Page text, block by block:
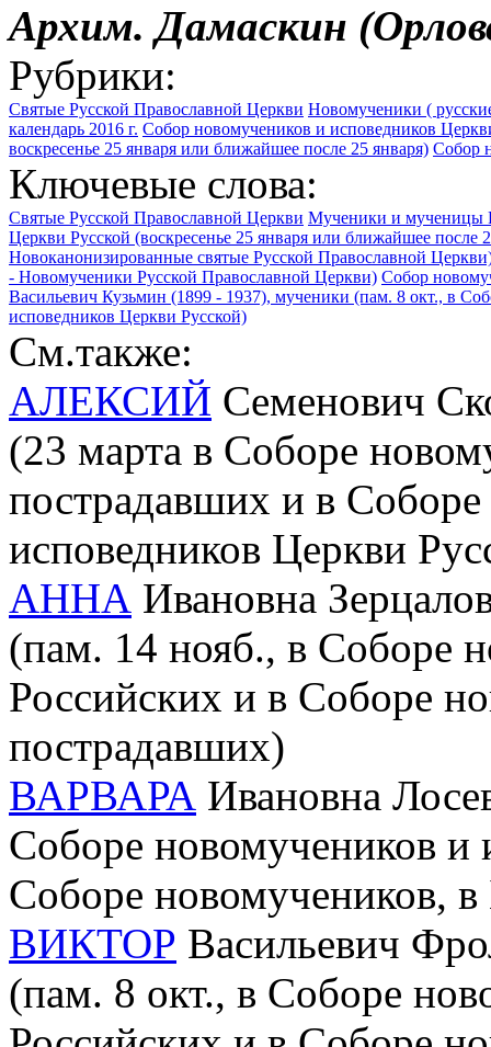
Архим. Дамаскин
Рубрики:
Святые Русской Православной Церкви Новомученики (
календарь 2016 г. Собор новомучеников и исповедников
воскресенье 25 января или ближайшее после 25 января) Собор
Ключевые слова:
Святые Русской Православной Церкви Мученики и мученицы
Церкви Русской (воскресенье 25 января или ближайшее после
Новоканонизированные святые Русской Православной
- Новомученики Русской Православной Церкви) Собор
Васильевич Кузьмин (1899 - 1937), мученики (пам. 8 окт., в
исповедников Церкви Русской)
См.также:
АЛЕКСИЙ Семенович
(23 марта в Соборе
пострадавших и в
исповедников Церкви
АННА Ивановна
(пам. 14 нояб., в Соборе
Российских и в Соборе
пострадавших)
ВАРВАРА Ивановна
Соборе новомучеников и
Соборе новомучеников,
ВИКТОР Васильевич
(пам. 8 окт., в Соборе